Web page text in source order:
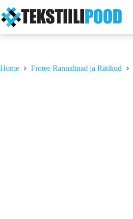
to
content
Home Frotee Rannalinad ja Rätikud